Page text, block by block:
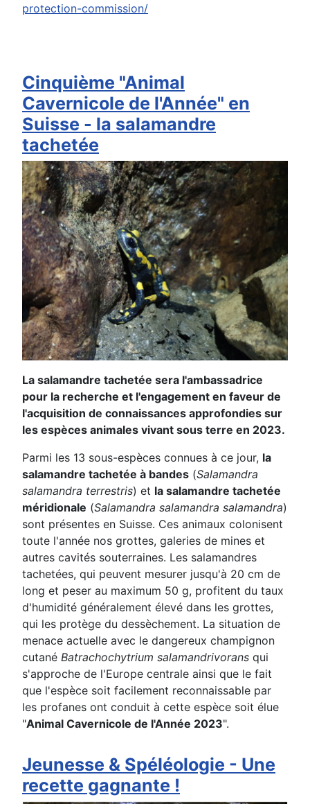
protection-commission/
Cinquième "Animal
Cavernicole de l'Année" en
Suisse - la salamandre
tachetée
La salamandre tachetée sera l'ambassadrice
pour la recherche et l'engagement en faveur de
l'acquisition de connaissances approfondies sur
les espèces animales vivant sous terre en 2023.
Parmi les 13 sous-espèces connues à ce jour, la
salamandre tachetée à bandes (Salamandra
salamandra terrestris) et la salamandre tachetée
méridionale (Salamandra salamandra salamandra)
sont présentes en Suisse. Ces animaux colonisent
toute l'année nos grottes, galeries de mines et
autres cavités souterraines. Les salamandres
tachetées, qui peuvent mesurer jusqu'à 20 cm de
long et peser au maximum 50 g, profitent du taux
d'humidité généralement élevé dans les grottes,
qui les protège du dessèchement. La situation de
menace actuelle avec le dangereux champignon
cutané Batrachochytrium salamandrivorans qui
s'approche de l'Europe centrale ainsi que le fait
que l'espèce soit facilement reconnaissable par
les profanes ont conduit à cette espèce soit élue
"Animal Cavernicole de l'Année 2023".
Jeunesse & Spéléologie - Une
recette gagnante !